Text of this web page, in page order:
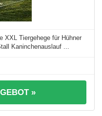
XXL Tiergehege für Hühner
Kaninchenauslauf ...
»